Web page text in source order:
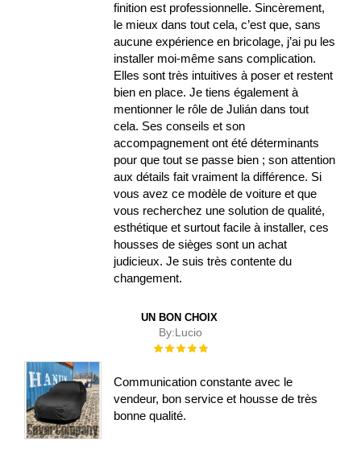
finition est professionnelle. Sincèrement,
le mieux dans tout cela, c’est que, sans
aucune expérience en bricolage, j’ai pu les
installer moi-même sans complication.
Elles sont très intuitives à poser et restent
bien en place. Je tiens également à
mentionner le rôle de Julián dans tout
cela. Ses conseils et son
accompagnement ont été déterminants
pour que tout se passe bien ; son attention
aux détails fait vraiment la différence. Si
vous avez ce modèle de voiture et que
vous recherchez une solution de qualité,
esthétique et surtout facile à installer, ces
housses de sièges sont un achat
judicieux. Je suis très contente du
changement.
UN BON CHOIX
By:Lucio
Évaluation :
Communication constante avec le
vendeur, bon service et housse de très
bonne qualité.